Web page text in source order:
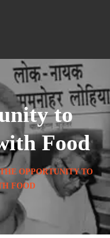
to
Food
OPPORTUNITY TO
FOOD